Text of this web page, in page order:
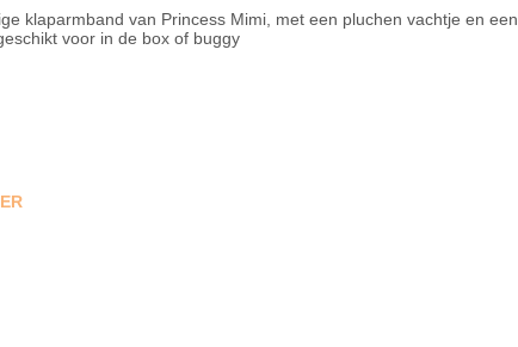
klaparmband van Princess Mimi, met een pluchen vachtje en een
voor in de box of buggy